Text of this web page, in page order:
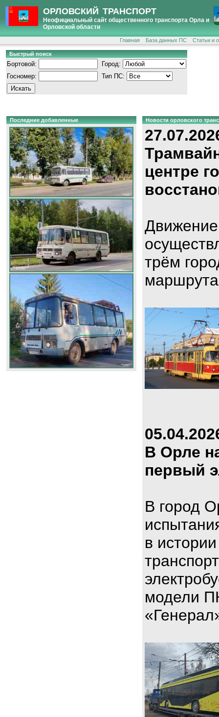
ОРЛОВСКИЙ ТРАНСПОРТ
Неофициальный сайт общественного транспорта Орла и
Орловской области
Главная База данных ПС Статьи и
Быстрый поиск
Бортовой:
Город:
Госномер:
Тип ПС:
Последние добавленные Новости орловского
центре
Движение
трём
В Орле
первый
В город
в
модели